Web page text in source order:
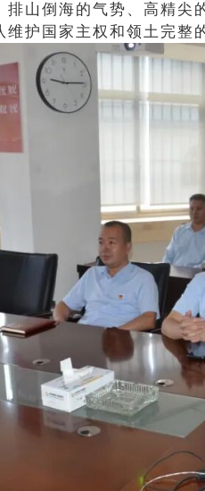
排山倒海的气势、高精
维护国家主权和领土完整